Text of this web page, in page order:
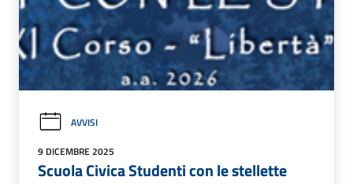
AVVISI
9 DICEMBRE 2025
Scuola Civica Studenti con le stellette